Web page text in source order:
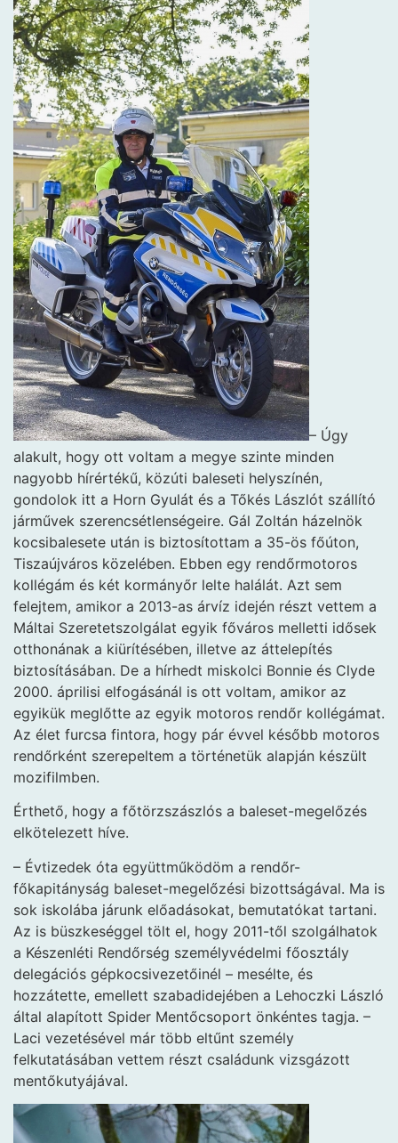
– Úgy
alakult, hogy ott voltam a megye szinte minden
nagyobb hírértékű, közúti baleseti helyszínén,
gondolok itt a Horn Gyulát és a Tőkés Lászlót szállító
járművek szerencsétlenségeire. Gál Zoltán házelnök
kocsibalesete után is biztosítottam a 35-ös főúton,
Tiszaújváros közelében. Ebben egy rendőrmotoros
kollégám és két kormányőr lelte halálát. Azt sem
felejtem, amikor a 2013-as árvíz idején részt vettem a
Máltai Szeretetszolgálat egyik főváros melletti idősek
otthonának a kiürítésében, illetve az áttelepítés
biztosításában. De a hírhedt miskolci Bonnie és Clyde
2000. áprilisi elfogásánál is ott voltam, amikor az
egyikük meglőtte az egyik motoros rendőr kollégámat.
Az élet furcsa fintora, hogy pár évvel később motoros
rendőrként szerepeltem a történetük alapján készült
mozifilmben.
Érthető, hogy a főtörzszászlós a baleset-megelőzés
elkötelezett híve.
– Évtizedek óta együttműködöm a rendőr-
főkapitányság baleset-megelőzési bizottságával. Ma is
sok iskolába járunk előadásokat, bemutatókat tartani.
Az is büszkeséggel tölt el, hogy 2011-től szolgálhatok
a Készenléti Rendőrség személyvédelmi főosztály
delegációs gépkocsivezetőinél – mesélte, és
hozzátette, emellett szabadidejében a Lehoczki László
által alapított Spider Mentőcsoport önkéntes tagja. –
Laci vezetésével már több eltűnt személy
felkutatásában vettem részt családunk vizsgázott
mentőkutyájával.